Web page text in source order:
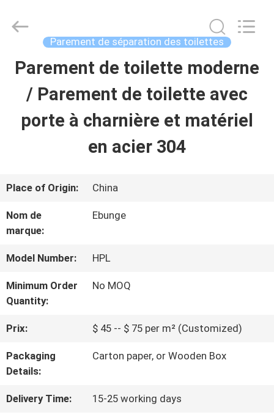
MAISON
PRODUITS
SUJET
DE
NOUS
VISITE
D'USINE
CONTRÔLE
DE
QUALITÉ
Building
Reserved.
Parement de séparation des toilettes
Parement de toilette moderne
/ Parement de toilette avec
porte à charnière et matériel
en acier 304
Place of Origin: China
Nom de
marque:
Ebunge
Model Number: HPL
Minimum Order
Quantity:
No MOQ
Prix: $ 45 -- $ 75 per m² (Customized)
Packaging
Details:
Carton paper, or Wooden Box
Delivery Time: 15-25 working days